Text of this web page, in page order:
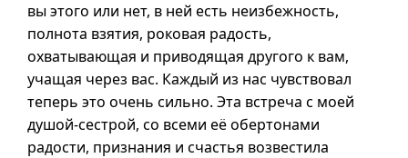
вы этого или нет, в ней есть неизбежность,
полнота взятия, роковая радость,
охватывающая и приводящая другого к вам,
учащая через вас. Каждый из нас чувствовал
теперь это очень сильно. Эта встреча с моей
душой-сестрой, со всеми её обертонами
радости, признания и счастья возвестила